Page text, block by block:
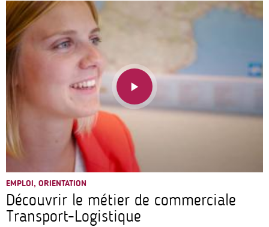
EMPLOI, ORIENTATION
Découvrir le métier de commerciale
Transport-Logistique